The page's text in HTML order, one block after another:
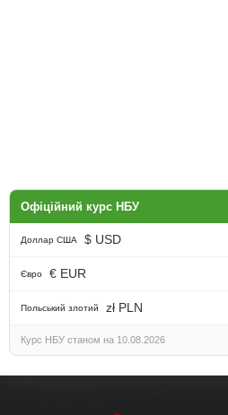
Офіційний курс НБУ
Доллар США $ USD
Євро € EUR
Польський злотий zł PLN
Курс НБУ станом на 10.08.2026